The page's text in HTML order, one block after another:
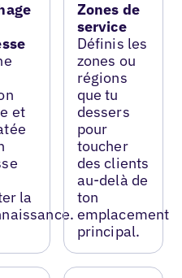
et
la
Zones de
service
Définis les
zones ou
régions
que tu
dessers
pour
toucher
des clients
au-delà de
ton
emplacement
principal.